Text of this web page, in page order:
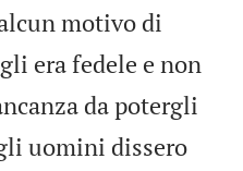
motivo di
era fedele e non
da potergli
uomini dissero